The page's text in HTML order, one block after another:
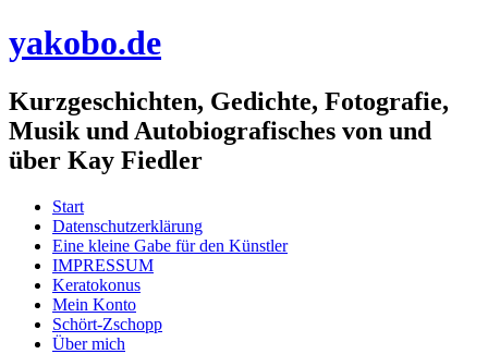
yakobo.de
Kurzgeschichten, Gedichte, Fotografie,
Musik und Autobiografisches von und
über Kay Fiedler
Menü
Zum
Inhalt
springen
Start
Datenschutzerklärung
Eine kleine Gabe für den Künstler
IMPRESSUM
Keratokonus
Mein Konto
Schört-Zschopp
Über mich